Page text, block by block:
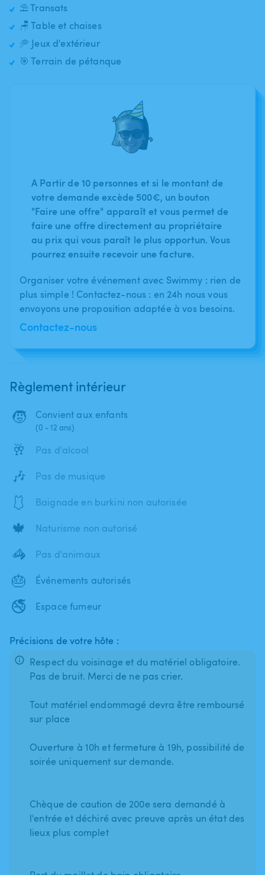
⛱️ Transats
🪑 Table et chaises
🥏 Jeux d'extérieur
🎯 Terrain de pétanque
A Partir de 10 personnes et si le montant de
votre demande excède 500€, un bouton
"Faire une offre" apparaît et vous permet de
faire une offre directement au propriétaire
au prix qui vous paraît le plus opportun. Vous
pourrez ensuite recevoir une facture.
Organiser votre événement avec Swimmy : rien de
plus simple ! Contactez-nous : en 24h nous vous
envoyons une proposition adaptée à vos besoins.
Contactez-nous
Règlement intérieur
🧒 Convient aux enfants
(0 - 12 ans)
🥂 Pas d'alcool
🎶 Pas de musique
🩱 Baignade en burkini non autorisée
🍁 Naturisme non autorisé
🦓 Pas d'animaux
🎂 Événements autorisés
🚭 Espace fumeur
Précisions de votre hôte :
Respect du voisinage et du matériel obligatoire.
Pas de bruit. Merci de ne pas crier.
Tout matériel endommagé devra être remboursé
sur place
Ouverture à 10h et fermeture à 19h, possibilité de
soirée uniquement sur demande.
Chèque de caution de 200e sera demandé à
l'entrée et déchiré avec preuve après un état des
lieux plus complet